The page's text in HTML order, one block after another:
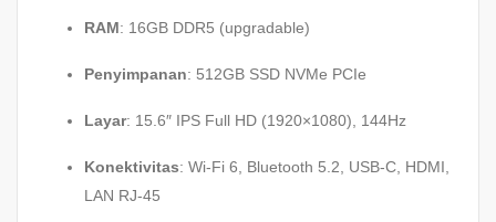
RAM: 16GB DDR5 (upgradable)
Penyimpanan: 512GB SSD NVMe PCIe
Layar: 15.6″ IPS Full HD (1920×1080), 144Hz
Konektivitas: Wi-Fi 6, Bluetooth 5.2, USB-C, HDMI,
LAN RJ-45